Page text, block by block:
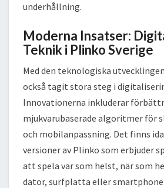
underhållning.
Moderna Insatser:
Teknik i Plinko Sverige
Med den teknologiska
också tagit stora steg i
Innovationerna inkluderar
mjukvarubaserade algoritmer för
och mobilanpassning. Det finns
versioner av Plinko som erbjuder
att spela var som helst, när som
dator, surfplatta eller smartphone.